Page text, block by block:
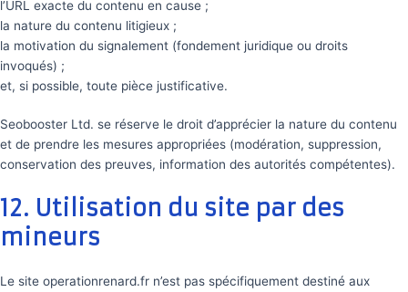
l’URL exacte du contenu en cause ;
la nature du contenu litigieux ;
la motivation du signalement (fondement juridique ou droits
invoqués) ;
et, si possible, toute pièce justificative.
Seobooster Ltd. se réserve le droit d’apprécier la nature du contenu
et de prendre les mesures appropriées (modération, suppression,
conservation des preuves, information des autorités compétentes).
12. Utilisation du site par des
mineurs
Le site operationrenard.fr n’est pas spécifiquement destiné aux